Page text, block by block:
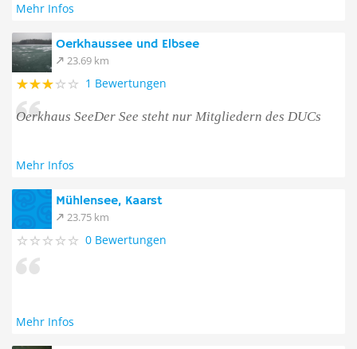
Mehr Infos
Oerkhaussee und Elbsee
23.69 km
1 Bewertungen
Oerkhaus SeeDer See steht nur Mitgliedern des DUCs
Mehr Infos
Mühlensee, Kaarst
23.75 km
0 Bewertungen
Mehr Infos